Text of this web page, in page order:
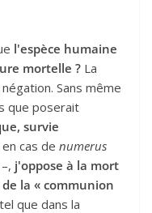
l'espèce humaine
mortelle ? La
Sans même
que poserait
survie
en cas de numerus
j'oppose à la mort
la « communion
que dans la